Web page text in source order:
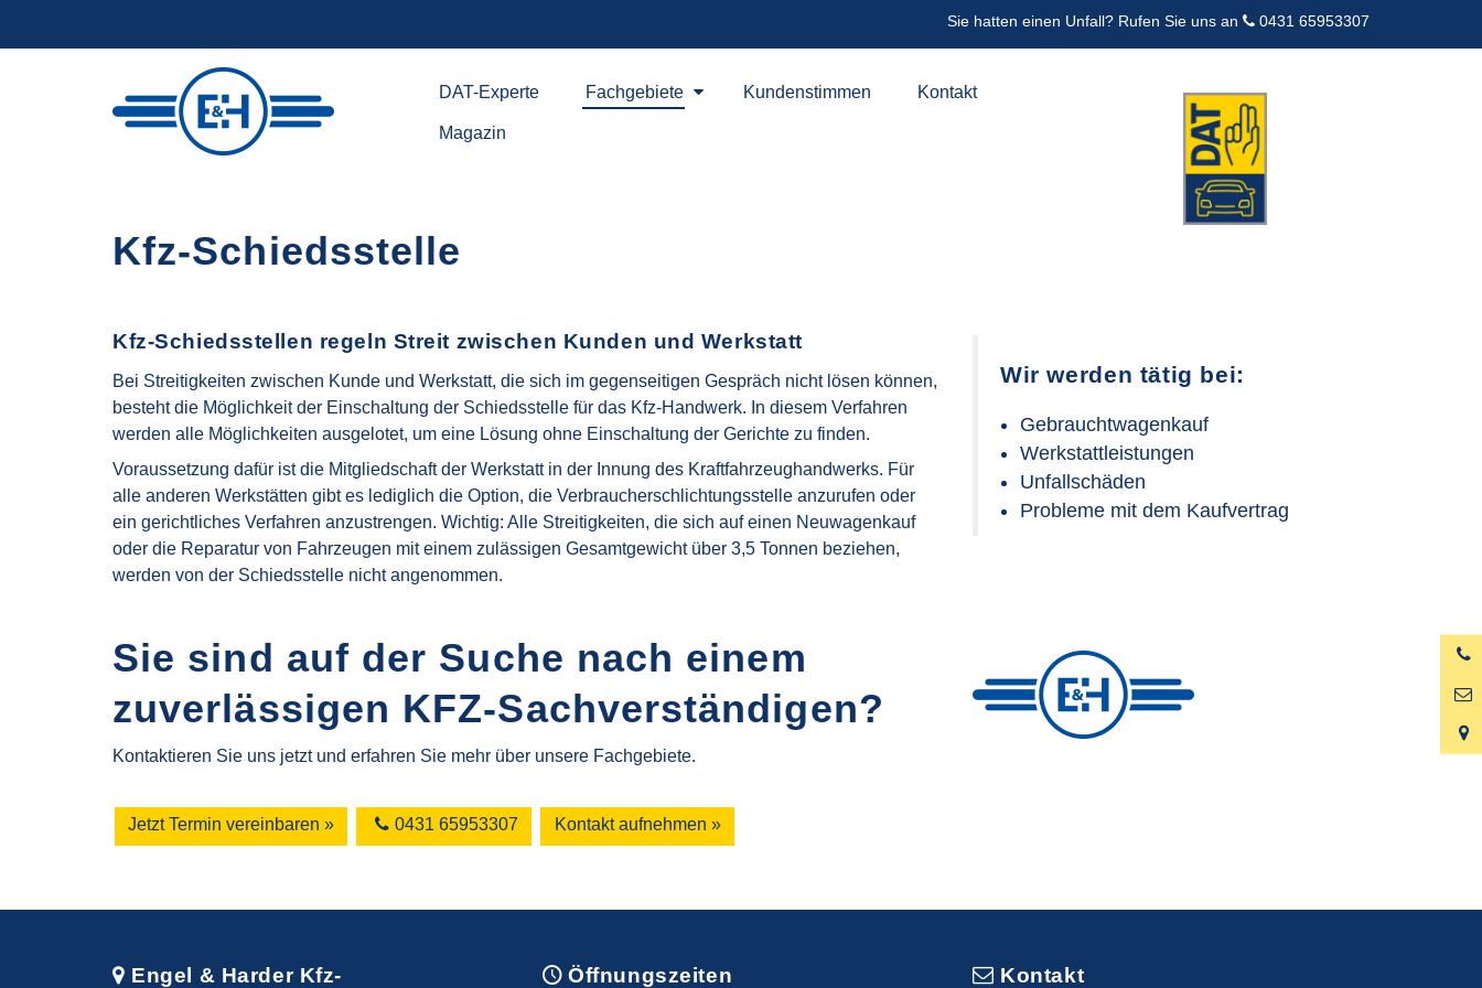
Sie hatten einen Unfall? Rufen Sie uns an 0431 65953307
DAT-Experte Fachgebiete Kundenstimmen Kontakt
Magazin
Kfz-Schiedsstelle
Kfz-Schiedsstellen regeln Streit zwischen Kunden und Werkstatt
Bei Streitigkeiten zwischen Kunde und Werkstatt, die sich im gegenseitigen Gespräch nicht lösen können,
besteht die Möglichkeit der Einschaltung der Schiedsstelle für das Kfz-Handwerk. In diesem Verfahren
werden alle Möglichkeiten ausgelotet, um eine Lösung ohne Einschaltung der Gerichte zu finden.
Voraussetzung dafür ist die Mitgliedschaft der Werkstatt in der Innung des Kraftfahrzeughandwerks. Für
alle anderen Werkstätten gibt es lediglich die Option, die Verbraucherschlichtungsstelle anzurufen oder
ein gerichtliches Verfahren anzustrengen. Wichtig: Alle Streitigkeiten, die sich auf einen Neuwagenkauf
oder die Reparatur von Fahrzeugen mit einem zulässigen Gesamtgewicht über 3,5 Tonnen beziehen,
werden von der Schiedsstelle nicht angenommen.
Wir werden tätig bei:
Gebrauchtwagenkauf
Werkstattleistungen
Unfallschäden
Probleme mit dem Kaufvertrag
Sie sind auf der Suche nach einem
zuverlässigen KFZ-Sachverständigen?
Kontaktieren Sie uns jetzt und erfahren Sie mehr über unsere Fachgebiete.
Jetzt Termin vereinbaren » 0431 65953307 Kontakt aufnehmen »
Engel & Harder Kfz- Öffnungszeiten Kontakt